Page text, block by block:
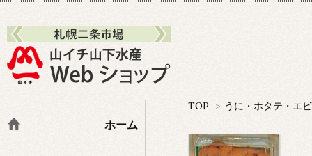
TOP > うに・ホタテ・エビ
ホーム